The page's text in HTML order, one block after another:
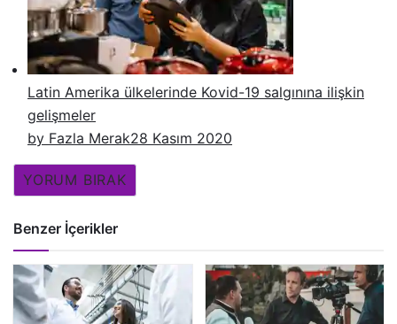
Latin Amerika ülkelerinde Kovid-19 salgınına ilişkin
gelişmeler
by Fazla Merak28 Kasım 2020
YORUM BIRAK
Benzer İçerikler